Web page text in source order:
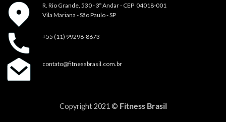
R. Rio Grande, 530 - 3º Andar - CEP 04018-001
Vila Mariana - São Paulo - SP
+55 (11) 99298-8673
contato@fitnessbrasil.com.br
Copyright 2021 © Fitness Brasil